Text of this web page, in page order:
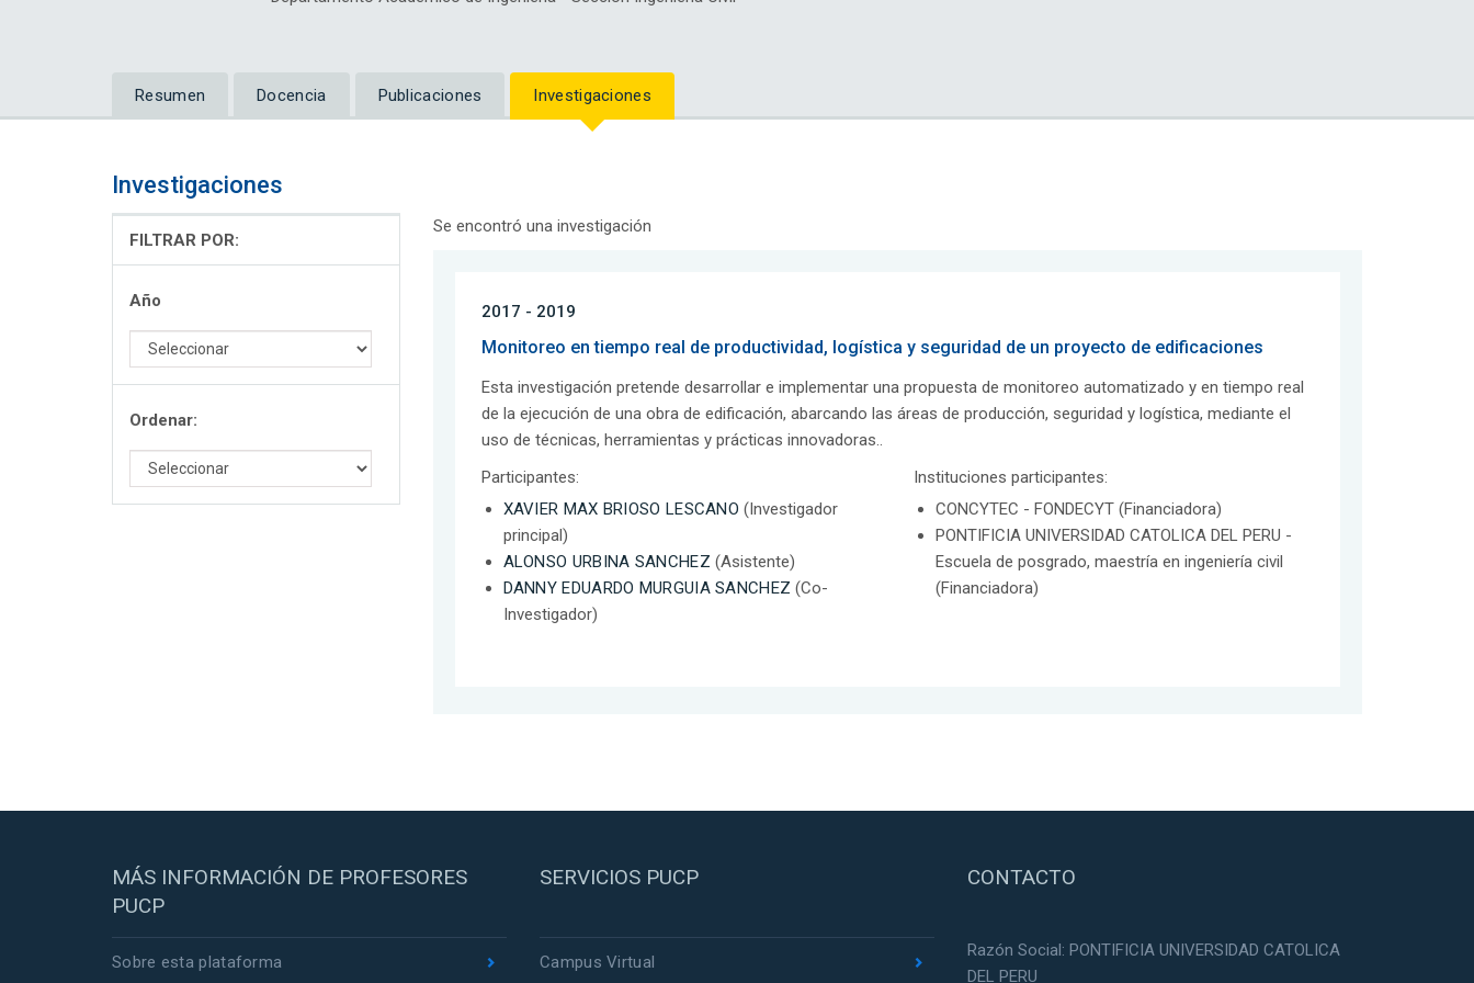
Resumen Docencia Publicaciones Investigaciones
Investigaciones
FILTRAR POR:
Año
Ordenar:
Se encontró una investigación
2017 - 2019
Monitoreo en tiempo real de productividad, logística y seguridad de un proyecto de edificaciones
Esta investigación pretende desarrollar e implementar una propuesta de monitoreo automatizado y en tiempo real
de la ejecución de una obra de edificación, abarcando las áreas de producción, seguridad y logística, mediante el
uso de técnicas, herramientas y prácticas innovadoras..
Participantes:
XAVIER MAX BRIOSO LESCANO (Investigador
principal)
ALONSO URBINA SANCHEZ (Asistente)
DANNY EDUARDO MURGUIA SANCHEZ (Co-
Investigador)
Instituciones participantes:
CONCYTEC - FONDECYT (Financiadora)
PONTIFICIA UNIVERSIDAD CATOLICA DEL PERU -
Escuela de posgrado, maestría en ingeniería civil
(Financiadora)
MÁS INFORMACIÓN DE PROFESORES
PUCP
Sobre esta plataforma
SERVICIOS PUCP
Campus Virtual
CONTACTO
Razón Social: PONTIFICIA UNIVERSIDAD CATOLICA
DEL PERU